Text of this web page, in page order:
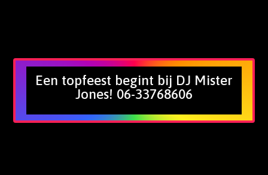
Een topfeest begint bij DJ Mister
Jones! 06-33768606